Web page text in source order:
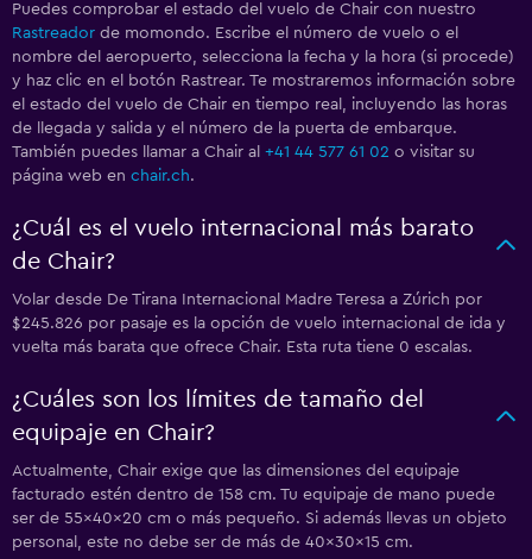
Puedes comprobar el estado del vuelo de Chair con nuestro
Rastreador de momondo. Escribe el número de vuelo o el
nombre del aeropuerto, selecciona la fecha y la hora (si procede)
y haz clic en el botón Rastrear. Te mostraremos información sobre
el estado del vuelo de Chair en tiempo real, incluyendo las horas
de llegada y salida y el número de la puerta de embarque.
También puedes llamar a Chair al +41 44 577 61 02 o visitar su
página web en chair.ch.
¿Cuál es el vuelo internacional más barato
de Chair?
Volar desde De Tirana Internacional Madre Teresa a Zúrich por
$245.826 por pasaje es la opción de vuelo internacional de ida y
vuelta más barata que ofrece Chair. Esta ruta tiene 0 escalas.
¿Cuáles son los límites de tamaño del
equipaje en Chair?
Actualmente, Chair exige que las dimensiones del equipaje
facturado estén dentro de 158 cm. Tu equipaje de mano puede
ser de 55x40x20 cm o más pequeño. Si además llevas un objeto
personal, este no debe ser de más de 40x30x15 cm.